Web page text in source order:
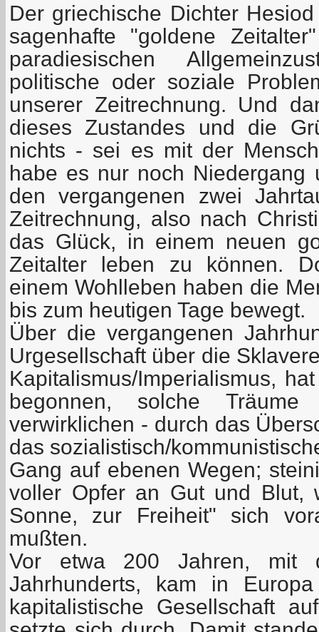
Der griechische Dichter
sagenhafte "goldene
paradiesischen
politische oder soziale
unserer Zeitrechnung. Und
dieses Zustandes und die
nichts - sei es mit der
habe es nur noch Niedergang
den vergangenen zwei
Zeitrechnung, also nach
das Glück, in einem neuen
Zeitalter leben zu können.
einem Wohlleben haben die
bis zum heutigen Tage bewegt.
Über die vergangenen
Urgesellschaft über die
Kapitalismus/Imperialismus,
begonnen, solche
verwirklichen - durch das
das sozialistisch/
Gang auf ebenen Wegen;
voller Opfer an Gut und Blut,
Sonne, zur Freiheit" sich
mußten.
Vor etwa 200 Jahren, mit
Jahrhunderts, kam in
kapitalistische Gesellschaft